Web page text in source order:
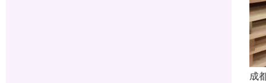
成